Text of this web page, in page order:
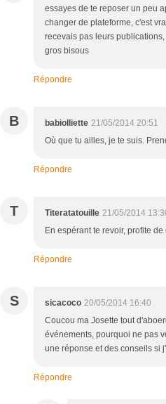
essayes de te reposer un peu
changer de plateforme, c'est
recevais pas leurs
gros bisous
Répondre
B babiolliette 21/05/2014 20:51
Où que tu ailles, je te suis.
Répondre
T Titeratatouille 21/05/2014
En espérant te revoir, profite
Répondre
S sicacoco 20/05/2014 16:40
Coucou ma Josette tout
événements, pourquoi ne pas
une réponse et des conseils si
Répondre